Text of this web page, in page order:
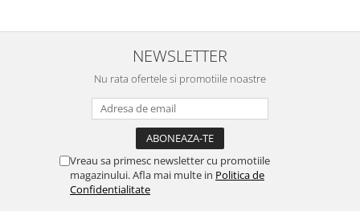
NEWSLETTER
Nu rata ofertele si promotiile noastre
Vreau sa primesc newsletter cu promotiile
magazinului. Afla mai multe in Politica de
Confidentialitate